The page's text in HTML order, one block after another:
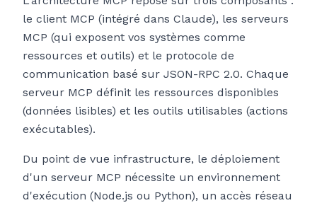
le client MCP (intégré dans Claude), les serveurs
MCP (qui exposent vos systèmes comme
ressources et outils) et le protocole de
communication basé sur JSON-RPC 2.0. Chaque
serveur MCP définit les ressources disponibles
(données lisibles) et les outils utilisables (actions
exécutables).
Du point de vue infrastructure, le déploiement
d'un serveur MCP nécessite un environnement
d'exécution (Node.js ou Python), un accès réseau